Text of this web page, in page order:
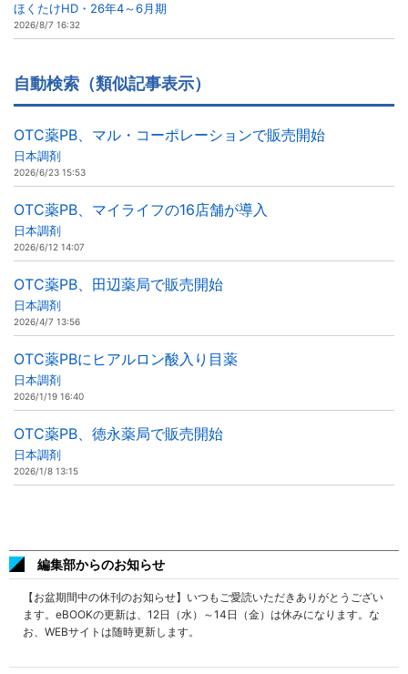
ほくたけHD・26年4～6月期
2026/8/7 16:32
自動検索（類似記事表示）
OTC薬PB、マル・コーポレーションで販売開始
日本調剤
2026/6/23 15:53
OTC薬PB、マイライフの16店舗が導入
日本調剤
2026/6/12 14:07
OTC薬PB、田辺薬局で販売開始
日本調剤
2026/4/7 13:56
OTC薬PBにヒアルロン酸入り目薬
日本調剤
2026/1/19 16:40
OTC薬PB、徳永薬局で販売開始
日本調剤
2026/1/8 13:15
編集部からのお知らせ
【お盆期間中の休刊のお知らせ】いつもご愛読いただきありがとうござい
ます。eBOOKの更新は、12日（水）～14日（金）は休みになります。な
お、WEBサイトは随時更新します。